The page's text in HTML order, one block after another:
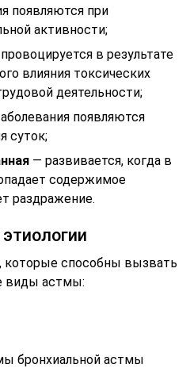
появляются при
активности;
в результате
влияния токсических
деятельности;
появляются
суток;
— развивается, когда в
содержимое
раздражение.
которые способны вызвать
виды астмы:
бронхиальной астмы